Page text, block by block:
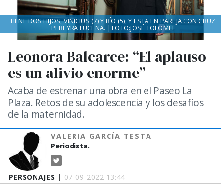
PERSONAJES | 07-09-2022 13:44
Leonora Balcarce: “El aplauso
es un alivio enorme”
Acaba de estrenar una obra en el Paseo La
Plaza. Retos de su adolescencia y los desafíos
de la maternidad.
VALERIA GARCÍA TESTA
Periodista.
TIENE DOS HIJOS, VINICIUS (7) Y RÍO (5), Y ESTÁ EN PAREJA CON CRUZ
PEREYRA LUCENA. | FOTO:JOSÉ TOLOMEI